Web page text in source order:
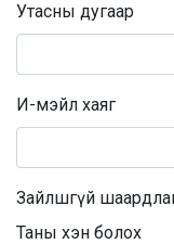
Утасны дугаар
И-мэйл хаяг
Зайлшгүй
Таны хэн болох